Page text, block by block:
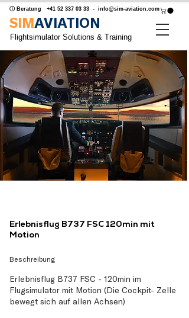
Flightsimulator Solutions & Training
SIMAVIATION
ⓘ Beratung +41 52 337 03 33 - info@sim-aviation.com
Erlebnisflug B737 FSC 120min mit
Motion
Beschreibung
Erlebnisflug B737 FSC - 120min im
Flugsimulator mit Motion (Die Cockpit- Zelle
bewegt sich auf allen Achsen)